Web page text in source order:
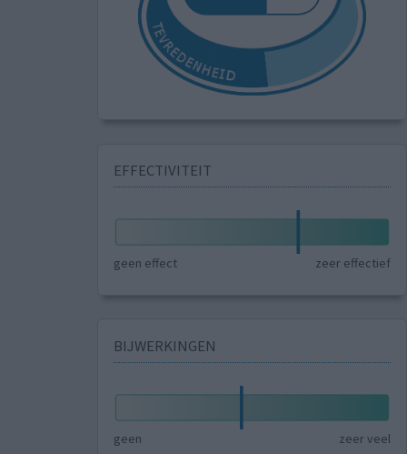
EFFECTIVITEIT
geen effect zeer effectief
BIJWERKINGEN
geen zeer veel